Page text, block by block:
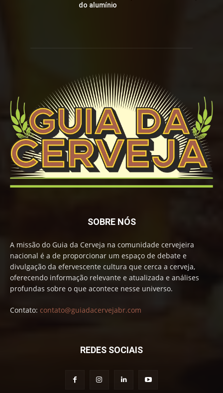
do alumínio
SOBRE NÓS
A missão do Guia da Cerveja na comunidade cervejeira
nacional é a de proporcionar um espaço de debate e
divulgação da efervescente cultura que cerca a cerveja,
oferecendo informação relevante e atualizada e análises
profundas sobre o que acontece nesse universo.
Contato: contato@guiadacervejabr.com
REDES SOCIAIS